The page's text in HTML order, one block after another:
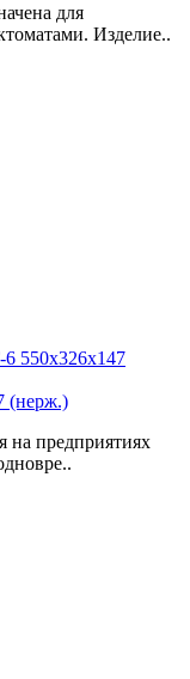
для
Изделие..
(нерж.)
на предприятиях